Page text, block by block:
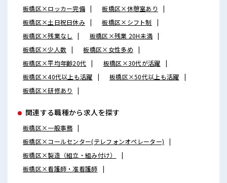
板橋区×ロッカー完備
板橋区×休憩室あり
板橋区×土日祝日休み
板橋区×シフト制
板橋区×残業なし
板橋区×残業 20H未満
板橋区×少人数
板橋区×女性多め
板橋区×平均年齢20代
板橋区×30代が活躍
板橋区×40代以上も活躍
板橋区×50代以上も活躍
板橋区×研修あり
関連する職種から求人を探す
板橋区×一般事務
板橋区×コールセンター(テレフォンオペレーター)
板橋区×製造（組立・組み付け）
板橋区×看護師・准看護師